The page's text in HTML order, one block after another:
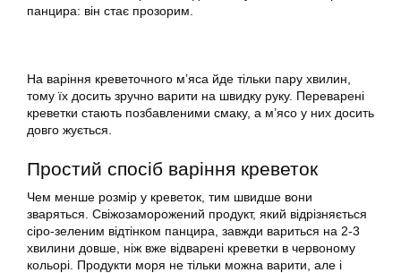
панцира: він стає прозорим.
На варіння креветочного м’яса йде тільки пару хвилин,
тому їх досить зручно варити на швидку руку. Переварені
креветки стають позбавленими смаку, а м’ясо у них досить
довго жується.
Простий спосіб варіння креветок
Чем менше розмір у креветок, тим швидше вони
зваряться. Свіжозаморожений продукт, який відрізняється
сіро-зеленим відтінком панцира, завжди вариться на 2-3
хвилини довше, ніж вже відварені креветки в червоному
кольорі. Продукти моря не тільки можна варити, але і